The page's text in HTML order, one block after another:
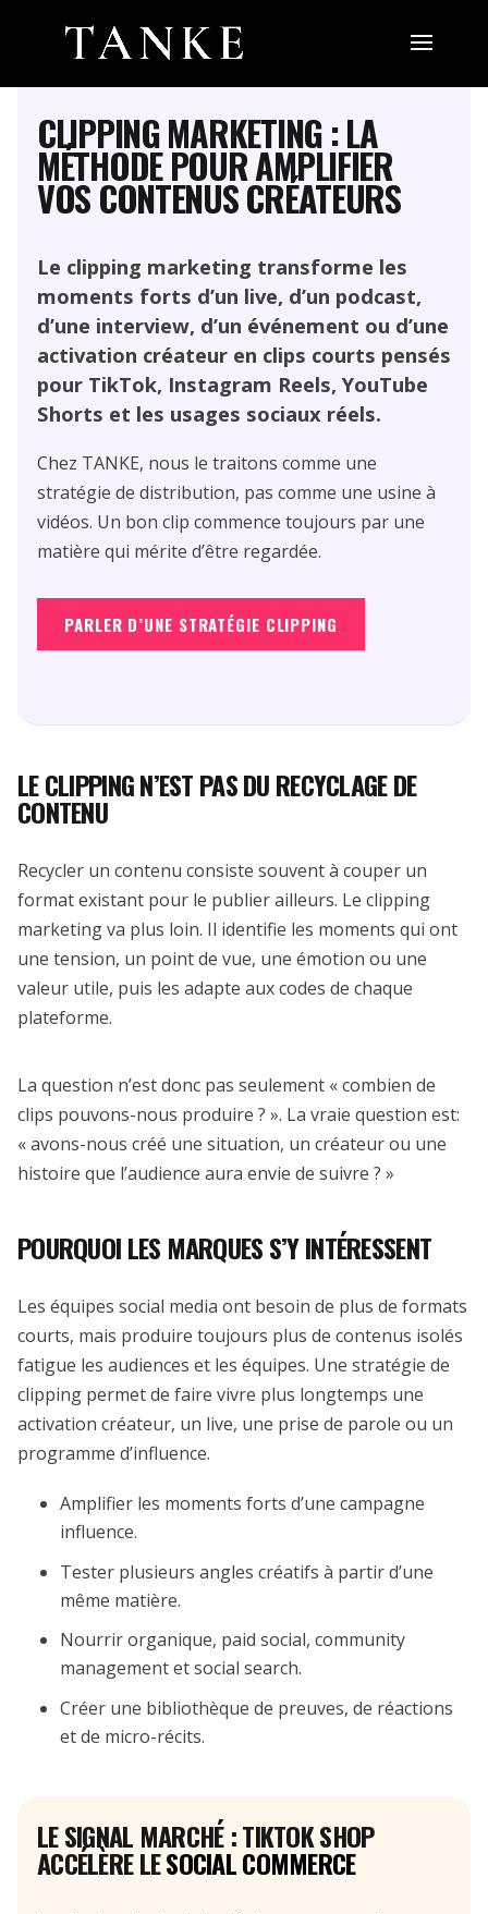
INFLUENCE, SOCIAL MEDIA ET PERFORMANCE
CLIPPING MARKETING : LA
MÉTHODE POUR AMPLIFIER
VOS CONTENUS CRÉATEURS
Le clipping marketing transforme les
moments forts d’un live, d’un podcast,
d’une interview, d’un événement ou d’une
activation créateur en clips courts pensés
pour TikTok, Instagram Reels, YouTube
Shorts et les usages sociaux réels.
Chez TANKE, nous le traitons comme une
stratégie de distribution, pas comme une usine à
vidéos. Un bon clip commence toujours par une
matière qui mérite d’être regardée.
PARLER D’UNE STRATÉGIE CLIPPING
LE CLIPPING N’EST PAS DU RECYCLAGE DE
CONTENU
Recycler un contenu consiste souvent à couper un
format existant pour le publier ailleurs. Le clipping
marketing va plus loin. Il identifie les moments qui ont
une tension, un point de vue, une émotion ou une
valeur utile, puis les adapte aux codes de chaque
plateforme.
La question n’est donc pas seulement « combien de
clips pouvons-nous produire ? ». La vraie question est:
« avons-nous créé une situation, un créateur ou une
histoire que l’audience aura envie de suivre ? »
POURQUOI LES MARQUES S’Y INTÉRESSENT
Les équipes social media ont besoin de plus de formats
courts, mais produire toujours plus de contenus isolés
fatigue les audiences et les équipes. Une stratégie de
clipping permet de faire vivre plus longtemps une
activation créateur, un live, une prise de parole ou un
programme d’influence.
Amplifier les moments forts d’une campagne
influence.
Tester plusieurs angles créatifs à partir d’une
même matière.
Nourrir organique, paid social, community
management et social search.
Créer une bibliothèque de preuves, de réactions
et de micro-récits.
LE SIGNAL MARCHÉ : TIKTOK SHOP
ACCÉLÈRE LESOCIAL COMMERCE